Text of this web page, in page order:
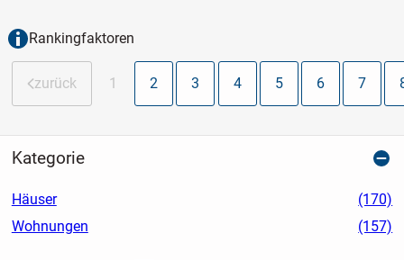
Rankingfaktoren
zurück 1 2 3 4 5 6 7
Kategorie
Häuser
(170)
Wohnungen
(157)